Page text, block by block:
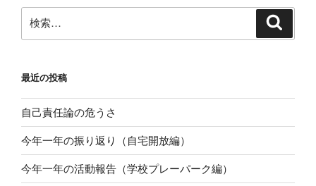
ー
シ
索:
最近の投稿
自己責任論の危うさ
今年一年の振り返り（自宅開放編）
今年一年の活動報告（学校プレーパーク編）